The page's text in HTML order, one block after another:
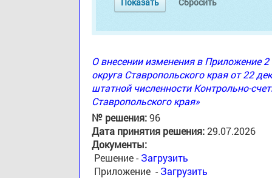
О внесении изменения в Приложение
округа Ставропольского края от 22
штатной численности Контрольно-
Ставропольского края»
№ решения:96
Дата принятия решения:29.07.2026
Документы:
Решение - Загрузить
Приложение - Загрузить